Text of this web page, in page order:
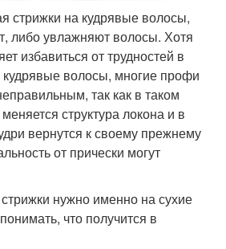
Лица на вьющиеся
стрижки на кудрявые волосы,
либо увлажняют волосы. Хотя
избавиться от трудностей в
кудрявые волосы, многие профи
так как в таком
структура локона и в
вернутся к своему прежнему
от прически могут
нужно именно на сухие
что получится в